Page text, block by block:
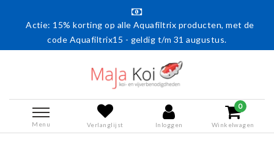
Actie: 15% korting op alle Aquafiltrix producten, met de
code Aquafiltrix15 - geldig t/m 31 augustus.
Menu Verlanglijst Inloggen
0
Winkelwagen